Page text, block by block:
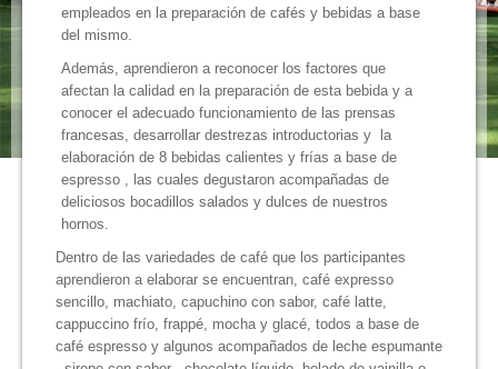
empleados en la preparación de cafés y bebidas a base
del mismo.
Además, aprendieron a reconocer los factores que
afectan la calidad en la preparación de esta bebida y a
conocer el adecuado funcionamiento de las prensas
francesas, desarrollar destrezas introductorias y la
elaboración de 8 bebidas calientes y frías a base de
espresso , las cuales degustaron acompañadas de
deliciosos bocadillos salados y dulces de nuestros
hornos.
Dentro de las variedades de café que los participantes
aprendieron a elaborar se encuentran, café expresso
sencillo, machiato, capuchino con sabor, café latte,
cappuccino frío, frappé, mocha y glacé, todos a base de
café espresso y algunos acompañados de leche espumante